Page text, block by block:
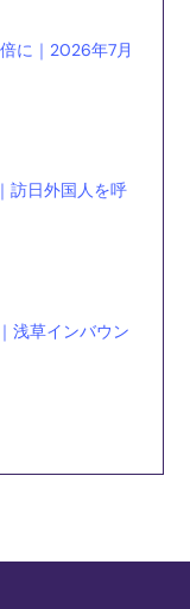
に｜2026年7月
訪日外国人を呼
浅草インバウン